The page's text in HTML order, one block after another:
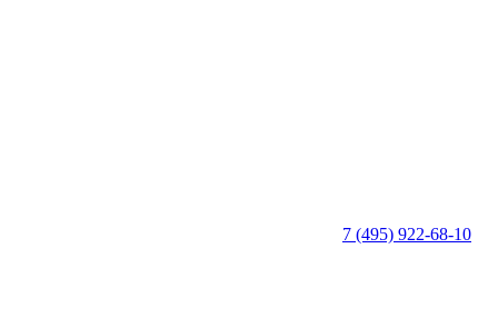
7 (495) 922-68-10